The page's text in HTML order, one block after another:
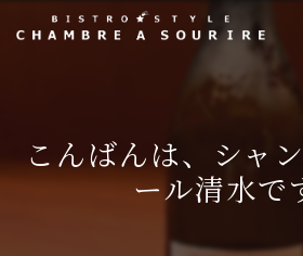
こんばんは、シャ
ール清水で